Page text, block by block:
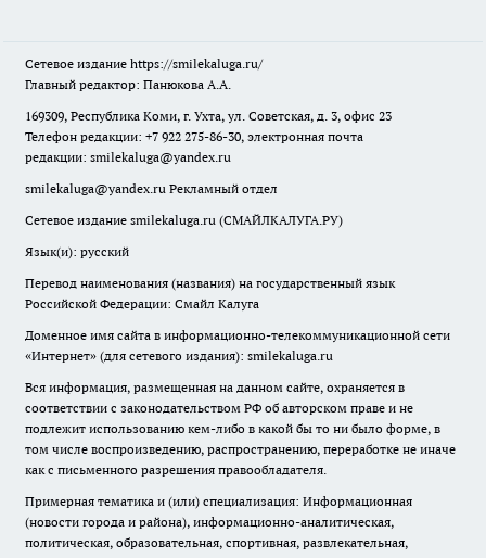
Сетевое издание https://smilekaluga.ru/
Главный редактор: Панюкова А.А.
169309, Республика Коми, г. Ухта, ул. Советская, д. 3, офис 23
Телефон редакции: +7 922 275-86-30, электронная почта
редакции: smilekaluga@yandex.ru
smilekaluga@yandex.ru Рекламный отдел
Сетевое издание smilekaluga.ru (СМАЙЛКАЛУГА.РУ)
Язык(и): русский
Перевод наименования (названия) на государственный язык
Российской Федерации: Смайл Калуга
Доменное имя сайта в информационно-телекоммуникационной сети
«Интернет» (для сетевого издания): smilekaluga.ru
Вся информация, размещенная на данном сайте, охраняется в
соответствии с законодательством РФ об авторском праве и не
подлежит использованию кем-либо в какой бы то ни было форме, в
том числе воспроизведению, распространению, переработке не иначе
как с письменного разрешения правообладателя.
Примерная тематика и (или) специализация: Информационная
(новости города и района), информационно-аналитическая,
политическая, образовательная, спортивная, развлекательная,